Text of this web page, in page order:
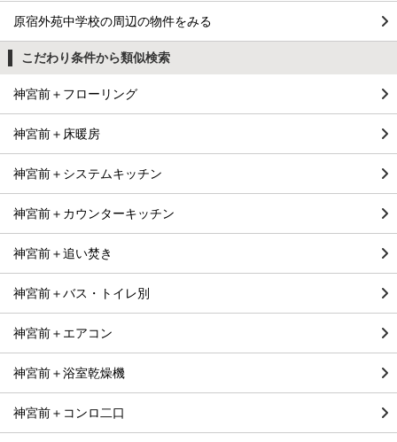
原宿外苑中学校の周辺の物件をみる
こだわり条件から類似検索
神宮前＋フローリング
神宮前＋床暖房
神宮前＋システムキッチン
神宮前＋カウンターキッチン
神宮前＋追い焚き
神宮前＋バス・トイレ別
神宮前＋エアコン
神宮前＋浴室乾燥機
神宮前＋コンロ二口